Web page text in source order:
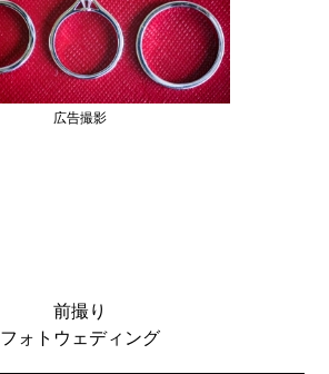
広告撮影
前撮り
フォトウェディング